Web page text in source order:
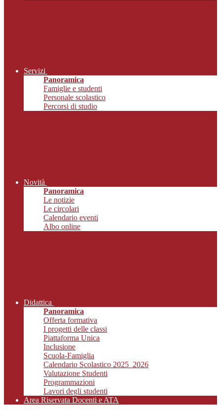
Servizi
Panoramica
Famiglie e studenti
Personale scolastico
Percorsi di studio
Novità
Panoramica
Le notizie
Le circolari
Calendario eventi
Albo online
Didattica
Panoramica
Offerta formativa
I progetti delle classi
Piattaforma Unica
Inclusione
Scuola-Famiglia
Calendario Scolastico 2025_2026
Valutazione Studenti
Programmazioni
Lavori degli studenti
Area Riservata Docenti e ATA